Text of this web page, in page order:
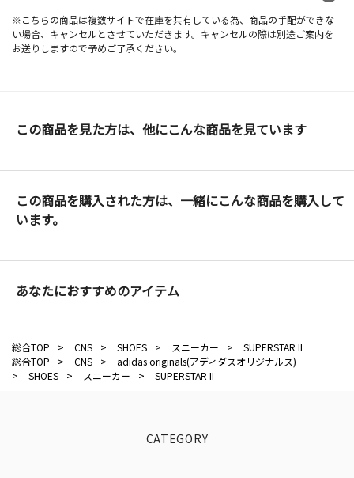
※こちらの商品は複数サイトで在庫を共有している為、商品の手配ができな
い場合、キャンセルとさせていただきます。キャンセルの際は別途ご案内を
お送りしますので予めご了承ください。
この商品を見た方は、他にこんな商品を見ています
この商品を購入された方は、一緒にこんな商品を購入して
います。
あなたにおすすめのアイテム
総合TOP > CNS > SHOES > スニーカー >
SUPERSTAR II
総合TOP
> CNS >
adidas originals(アディダスオリジナルス)
>
SHOES > スニーカー > SUPERSTAR II
CATEGORY